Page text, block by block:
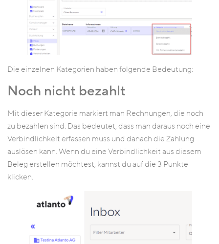
Die einzelnen Kategorien haben folgende Bedeutung:
Noch nicht bezahlt
Mit dieser Kategorie markiert man Rechnungen, die noch
zu bezahlen sind. Das bedeutet, dass man daraus noch eine
Verbindlichkeit erfassen muss und danach die Zahlung
auslösen kann. Wenn du eine Verbindlichkeit aus diesem
Beleg erstellen möchtest, kannst du auf die 3 Punkte
klicken.